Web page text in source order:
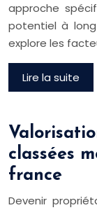
approche
potentiel à
explore les
Lire la suite
classées
france
Devenir